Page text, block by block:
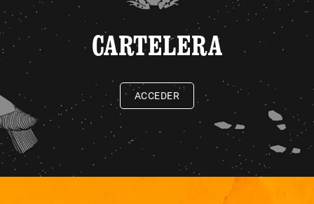
CARTELERA
ACCEDER